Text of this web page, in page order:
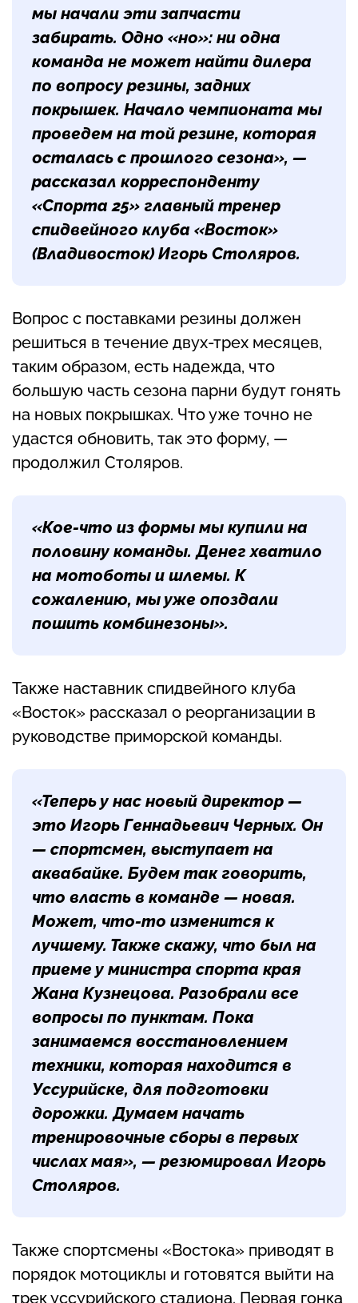
мы начали эти запчасти
забирать. Одно «но»: ни одна
команда не может найти дилера
по вопросу резины, задних
покрышек. Начало чемпионата мы
проведем на той резине, которая
осталась с прошлого сезона», —
рассказал корреспонденту
«Спорта 25» главный тренер
спидвейного клуба «Восток»
(Владивосток)Игорь Столяров.
Вопрос с поставками резины должен
решиться в течение двух-трех месяцев,
таким образом, есть надежда, что
большую часть сезона парни будут гонять
на новых покрышках. Что уже точно не
удастся обновить, так это форму, —
продолжил Столяров.
«Кое-что из формы мы купили на
половину команды. Денег хватило
на мотоботы и шлемы. К
сожалению, мы уже опоздали
пошить комбинезоны».
Также наставник спидвейного клуба
«Восток» рассказал о реорганизации в
руководстве приморской команды.
«Теперь у нас новый директор —
это Игорь Геннадьевич Черных. Он
— спортсмен, выступает на
аквабайке. Будем так говорить,
что власть в команде — новая.
Может, что-то изменится к
лучшему. Также скажу, что был на
приеме у министра спорта края
Жана Кузнецова. Разобрали все
вопросы по пунктам. Пока
занимаемся восстановлением
техники, которая находится в
Уссурийске, для подготовки
дорожки. Думаем начать
тренировочные сборы в первых
числах мая», — резюмировал Игорь
Столяров.
Также спортсмены «Востока» приводят в
порядок мотоциклы и готовятся выйти на
трек уссурийского стадиона. Первая гонка